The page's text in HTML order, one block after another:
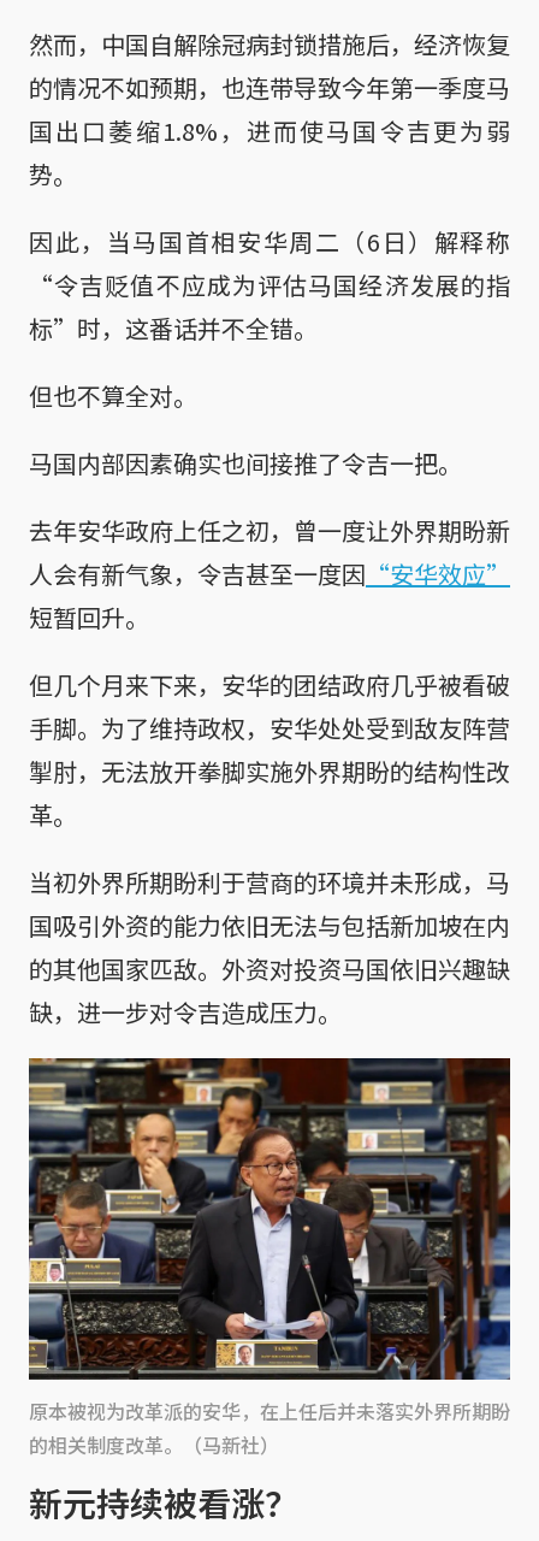
然而，中国自解除冠病封锁措施后，经济恢复
的情况不如预期，也连带导致今年第一季度马
国出口萎缩1.8%，进而使马国令吉更为弱
势。
因此，当马国首相安华周二（6日）解释称
“令吉贬值不应成为评估马国经济发展的指
标”时，这番话并不全错。
但也不算全对。
马国内部因素确实也间接推了令吉一把。
去年安华政府上任之初，曾一度让外界期盼新
人会有新气象，令吉甚至一度因 “安华效应”
短暂回升。
但几个月来下来，安华的团结政府几乎被看破
手脚。为了维持政权，安华处处受到敌友阵营
掣肘，无法放开拳脚实施外界期盼的结构性改
革。
当初外界所期盼利于营商的环境并未形成，马
国吸引外资的能力依旧无法与包括新加坡在内
的其他国家匹敌。外资对投资马国依旧兴趣缺
缺，进一步对令吉造成压力。
原本被视为改革派的安华，在上任后并未落实外界所期盼
的相关制度改革。（马新社）
新元持续被看涨？